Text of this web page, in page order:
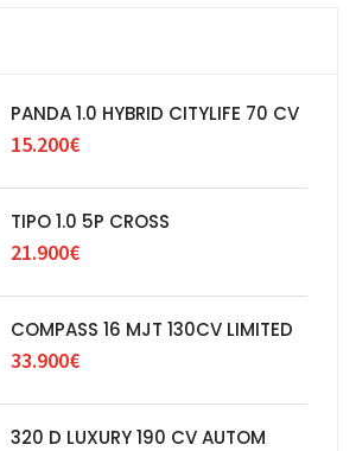
PANDA 1.0 HYBRID CITYLIFE 70 CV
15.200€
TIPO 1.0 5P CROSS
21.900€
COMPASS 16 MJT 130CV LIMITED
33.900€
320 D LUXURY 190 CV AUTOM